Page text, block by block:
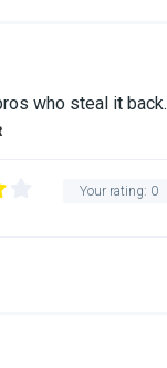
who steal it back.
Your rating: 0